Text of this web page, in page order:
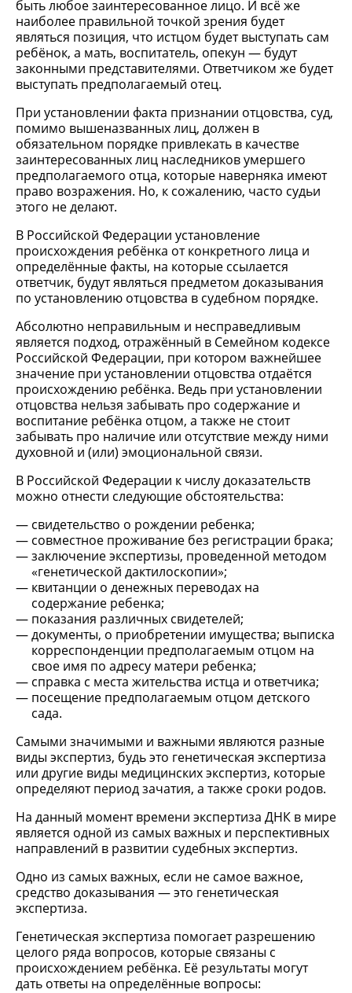
быть любое заинтересованное лицо. И всё же
наиболее правильной точкой зрения будет
являться позиция, что истцом будет выступать сам
ребёнок, а мать, воспитатель, опекун — будут
законными представителями. Ответчиком же будет
выступать предполагаемый отец.
При установлении факта признании отцовства, суд,
помимо вышеназванных лиц, должен в
обязательном порядке привлекать в качестве
заинтересованных лиц наследников умершего
предполагаемого отца, которые наверняка имеют
право возражения. Но, к сожалению, часто судьи
этого не делают.
В Российской Федерации установление
происхождения ребёнка от конкретного лица и
определённые факты, на которые ссылается
ответчик, будут являться предметом доказывания
по установлению отцовства в судебном порядке.
Абсолютно неправильным и несправедливым
является подход, отражённый в Семейном кодексе
Российской Федерации, при котором важнейшее
значение при установлении отцовства отдаётся
происхождению ребёнка. Ведь при установлении
отцовства нельзя забывать про содержание и
воспитание ребёнка отцом, а также не стоит
забывать про наличие или отсутствие между ними
духовной и (или) эмоциональной связи.
В Российской Федерации к числу доказательств
можно отнести следующие обстоятельства:
свидетельство о рождении ребенка;
совместное проживание без регистрации брака;
заключение экспертизы, проведенной методом
«генетической дактилоскопии»;
квитанции о денежных переводах на
содержание ребенка;
показания различных свидетелей;
документы, о приобретении имущества; выписка
корреспонденции предполагаемым отцом на
свое имя по адресу матери ребенка;
справка с места жительства истца и ответчика;
посещение предполагаемым отцом детского
сада.
Самыми значимыми и важными являются разные
виды экспертиз, будь это генетическая экспертиза
или другие виды медицинских экспертиз, которые
определяют период зачатия, а также сроки родов.
На данный момент времени экспертиза ДНК в мире
является одной из самых важных и перспективных
направлений в развитии судебных экспертиз.
Одно из самых важных, если не самое важное,
средство доказывания — это генетическая
экспертиза.
Генетическая экспертиза помогает разрешению
целого ряда вопросов, которые связаны с
происхождением ребёнка. Её результаты могут
дать ответы на определённые вопросы: